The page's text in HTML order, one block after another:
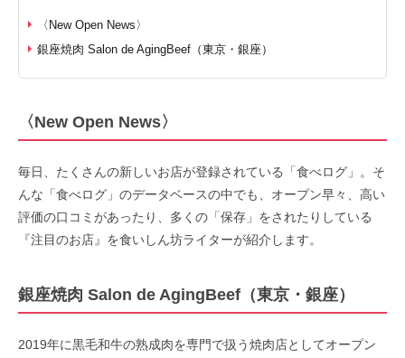
〈New Open News〉
銀座焼肉 Salon de AgingBeef（東京・銀座）
〈New Open News〉
毎日、たくさんの新しいお店が登録されている「食べログ」。そ
んな「食べログ」のデータベースの中でも、オープン早々、高い
評価の口コミがあったり、多くの「保存」をされたりしている
『注目のお店』を食いしん坊ライターが紹介します。
銀座焼肉 Salon de AgingBeef（東京・銀座）
2019年に黒毛和牛の熟成肉を専門で扱う焼肉店としてオープン